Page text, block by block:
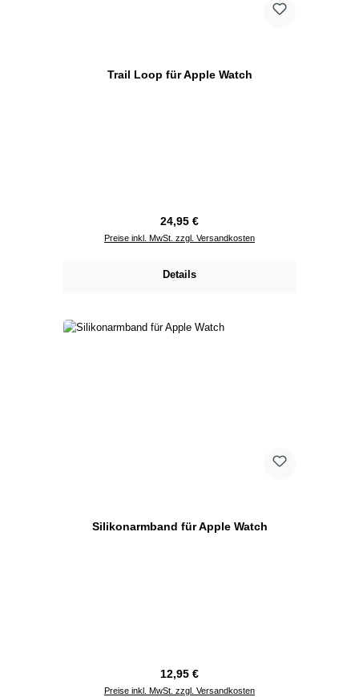
Trail Loop für Apple Watch
Regulärer Preis:
24,95 €
Preise inkl. MwSt. zzgl. Versandkosten
Details
Silikonarmband für Apple Watch
Regulärer Preis:
12,95 €
Preise inkl. MwSt. zzgl. Versandkosten